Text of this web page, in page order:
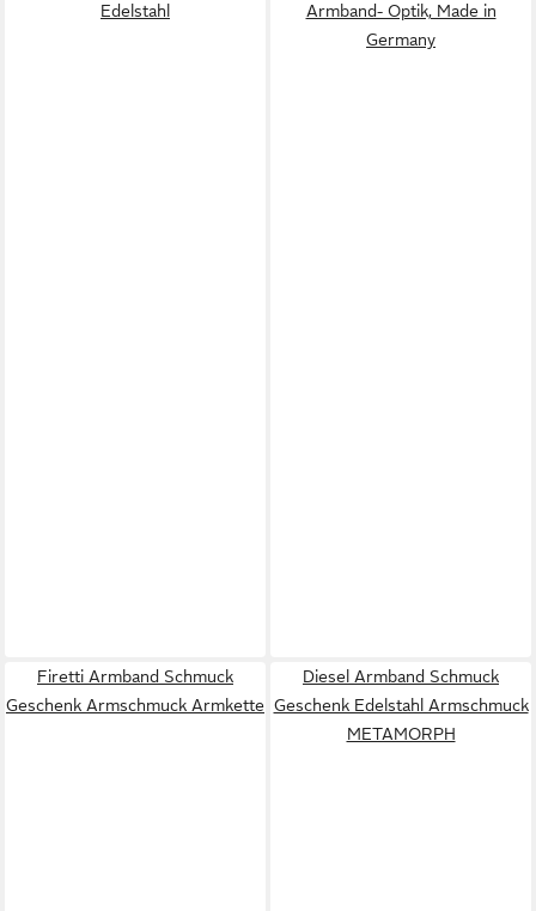
Edelstahl
Armband- Optik, Made in
Germany
Firetti Armband Schmuck
Geschenk Armschmuck Armkette
Diesel Armband Schmuck
Geschenk Edelstahl Armschmuck
METAMORPH